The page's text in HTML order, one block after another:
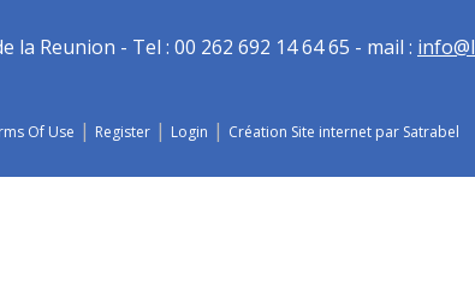
la Reunion - Tel : 00 262 692 14 64 65 - mail :
Of Use | Register | Login | Création Site internet par Satrabel